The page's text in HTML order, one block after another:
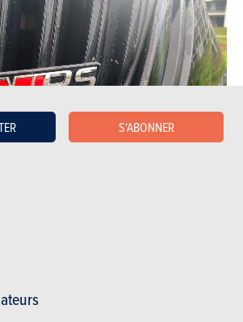
S'ABONNER
que Skoda continue à décliner une
motorisations différentes : soit le 2.0 TDI de
cas qui nous occupe ici, le 2.0 TSI de 245 ch,
ses 370 Nm, ce 4 cylindres se montre à son